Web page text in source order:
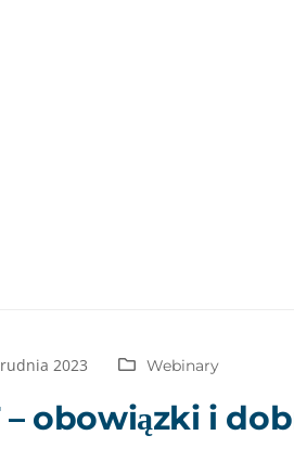
2023 Webinary
– obowiązki i